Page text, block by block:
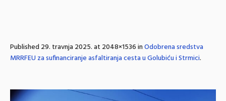
Published29. travnja 2025.at 2048×1536 inOdobrena sredstva
MRRFEU za sufinanciranje asfaltiranja cesta u Golubiću i Strmici.